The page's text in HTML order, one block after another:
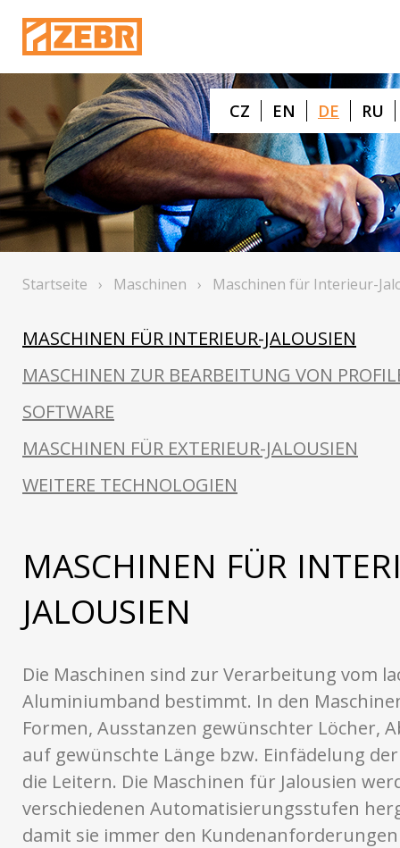
CZ EN DE RU
Startseite › Maschinen › Maschinen für Interieur-
MASCHINEN FÜR INTERIEUR-JALOUSIEN
MASCHINEN ZUR BEARBEITUNG VON
SOFTWARE
MASCHINEN FÜR EXTERIEUR-JALOUSIEN
WEITERE TECHNOLOGIEN
MASCHINEN FÜR
JALOUSIEN
Die Maschinen sind zur Verarbeitung vom
Aluminiumband bestimmt. In den
Formen, Ausstanzen gewünschter Löcher,
auf gewünschte Länge bzw. Einfädelung
die Leitern. Die Maschinen für Jalousien
verschiedenen Automatisierungsstufen
damit sie immer den Kundenanforderungen